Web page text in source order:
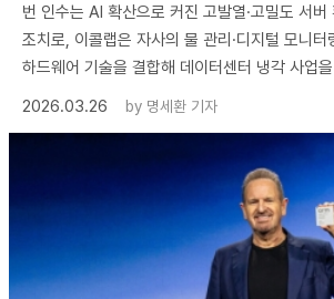
번 인수는 AI 확산으로 커진 고발열·고밀도 서
조치로, 이콜랩은 자사의 물 관리·디지털 모니터
하드웨어 기술을 결합해 데이터센터 냉각 사업
2026.03.26
by 명세환 기자